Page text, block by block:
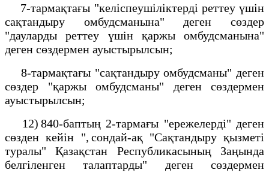
7-тармақтағы "келіспеушіліктерді реттеу үшін
сақтандыру омбудсманына" деген сөздер
"дауларды реттеу үшін қаржы омбудсманына"
деген сөздермен ауыстырылсын;
8-тармақтағы "сақтандыру омбудсманы" деген
сөздер "қаржы омбудсманы" деген сөздермен
ауыстырылсын;
12) 840-баптың 2-тармағы "ережелерді" деген
сөзден кейін ", сондай-ақ "Сақтандыру қызметі
туралы" Қазақстан Республикасының Заңында
белгіленген талаптарды" деген сөздермен